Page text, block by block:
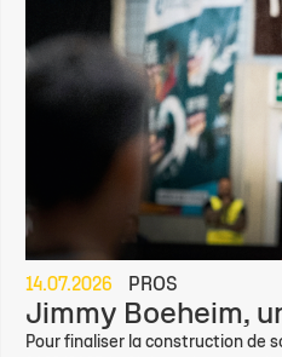
14.07.2026 PROS
Jimmy Boeheim,
Pour finaliser la construction de